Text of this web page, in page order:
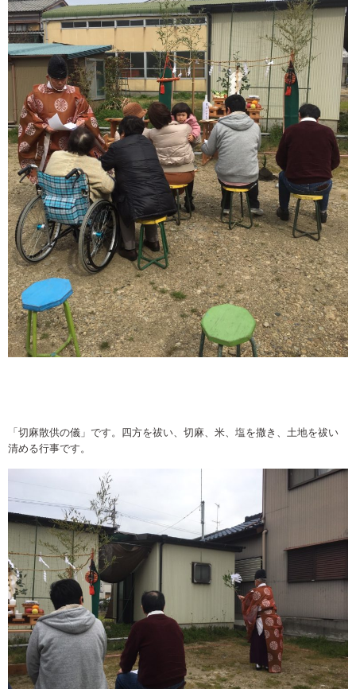
「切麻散供の儀」です。四方を祓い、切麻、米、塩を撒き、土地を祓い
清める行事です。